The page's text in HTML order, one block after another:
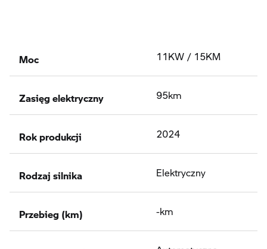
Moc 11KW / 15KM
Zasięg elektryczny 95km
Rok produkcji 2024
Rodzaj silnika Elektryczny
Przebieg (km) -km